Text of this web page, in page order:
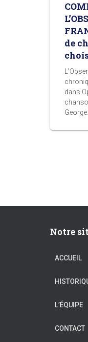
de
dans
Notre
ACCUEIL
L’ÉQUIPE
CONTACT